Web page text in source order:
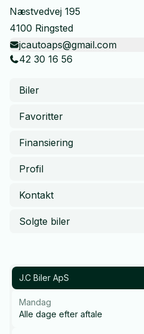
Næstvedvej 195
4100 Ringsted
jcautoaps@gmail.com
42 30 16 56
Biler
Favoritter
Finansiering
Profil
Kontakt
Solgte biler
J.C Biler ApS
Mandag
Alle dage efter aftale